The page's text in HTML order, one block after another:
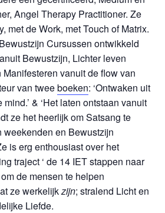
Angel Therapy Practitioner. Ze
met de Work, met Touch of Matrix.
Cursussen ontwikkeld
Bewustzijn, Lichter leven
vanuit de flow van
van tweeboeken: ‘Ontwaken uit
& ‘Het laten ontstaan vanuit
ze het heerlijk om Satsang te
en Bewustzijn
is erg enthousiast over het
traject ‘ de 14 IET stappen naar
de mensen te helpen
ze werkelijkzijn; stralend Licht en
Liefde.